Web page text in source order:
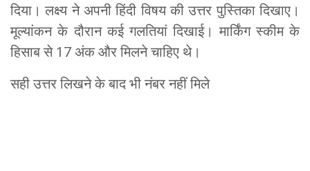
दिया। लक्ष्य ने अपनी हिंदी विषय की उत्तर पुस्तिका दिखाए।
मूल्यांकन के दौरान कई गलतियां दिखाई। मार्किंग स्कीम के
हिसाब से 17 अंक और मिलने चाहिए थे।
सही उत्तर लिखने के बाद भी नंबर नहीं मिले